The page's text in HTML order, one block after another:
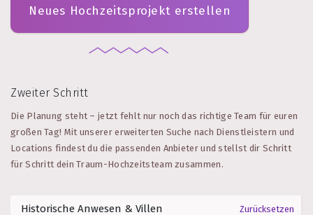
Neues Hochzeitsprojekt erstellen
Zweiter Schritt
Die Planung steht – jetzt fehlt nur noch das richtige Team für euren
großen Tag! Mit unserer erweiterten Suche nach Dienstleistern und
Locations findest du die passenden Anbieter und stellst dir Schritt
für Schritt dein Traum-Hochzeitsteam zusammen.
Zurücksetzen